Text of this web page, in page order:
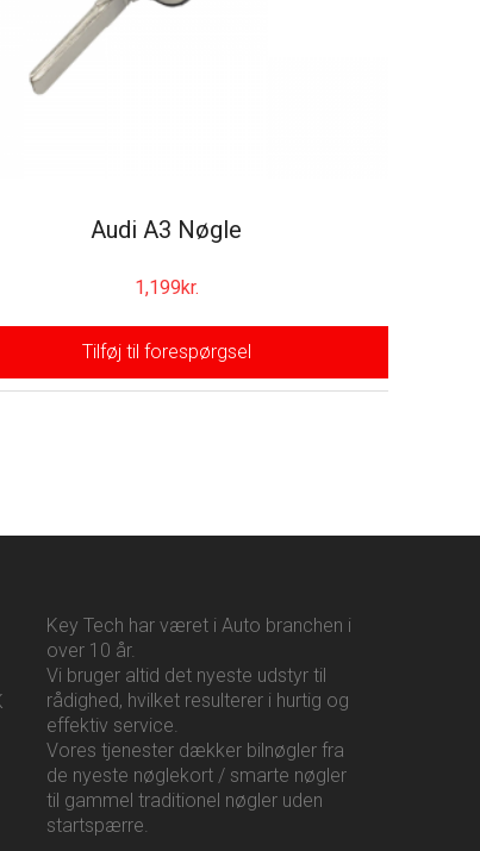
Audi A3 Nøgle
1,199kr.
Tilføj til forespørgsel
Key Tech har været i Auto branchen i
over 10 år.
Vi bruger altid det nyeste udstyr til
rådighed, hvilket resulterer i hurtig og
effektiv service.
Vores tjenester dækker bilnøgler fra
de nyeste nøglekort / smarte nøgler
til gammel traditionel nøgler uden
startspærre.